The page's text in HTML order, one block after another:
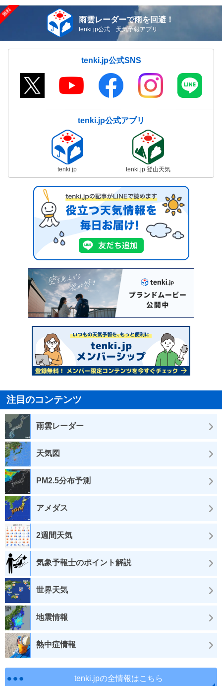
雨雲レーダーで雨を回避！
tenki.jp公式 天気予報アプリ
tenki.jp公式SNS
tenki.jp公式アプリ
tenki.jp tenki.jp 登山天気
注目のコンテンツ
雨雲レーダー
天気図
PM2.5分布予測
アメダス
2週間天気
気象予報士のポイント解説
世界天気
地震情報
熱中症情報
tenki.jpの全情報はこちら